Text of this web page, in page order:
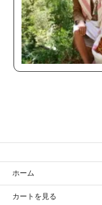
ホーム
カートを見る